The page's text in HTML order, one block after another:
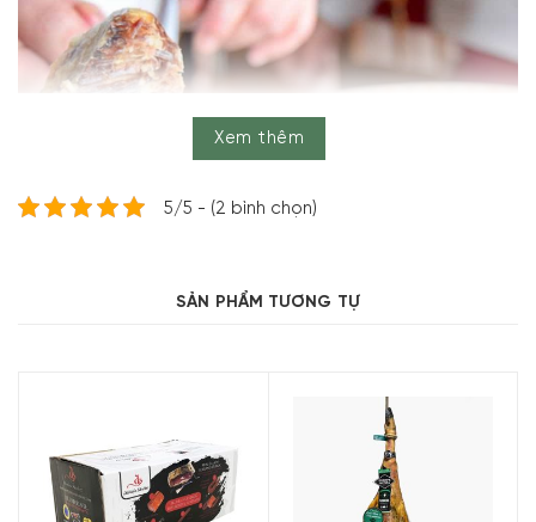
Protein của nó có chất lượng cao, tức là nó chứa tất cả
các axit amin thiết yếu (100 g Jamón Iberico tương
Xem thêm
5/5 - (2 bình chọn)
SẢN PHẨM TƯƠNG TỰ